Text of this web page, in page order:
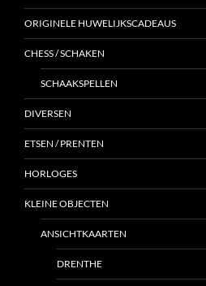
ORIGINELE HUWELIJKSCADEAUS
CHESS / SCHAKEN
SCHAAKSPELLEN
DIVERSEN
ETSEN / PRENTEN
HORLOGES
KLEINE OBJECTEN
ANSICHTKAARTEN
DRENTHE